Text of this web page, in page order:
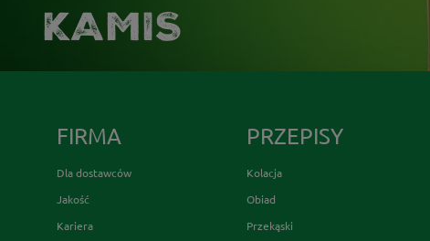
KAMIS
FIRMA
Dla dostawców
Jakość
Kariera
PRZEPISY
Kolacja
Obiad
Przekąski